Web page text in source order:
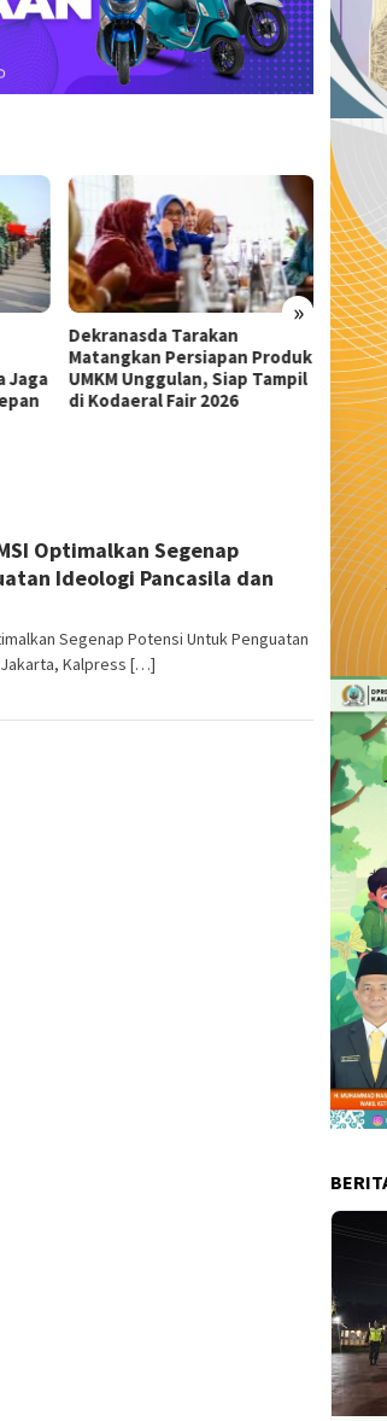
»
Wali Kota Tarakan Apresiasi
Beasiswa PIP Aspirasi Deddy
Sitorus untuk 209 Siswa
Optimalkan Segenap
Ideologi Pancasila dan
Segenap Potensi Untuk Penguatan
Jakarta, Kalpress […]